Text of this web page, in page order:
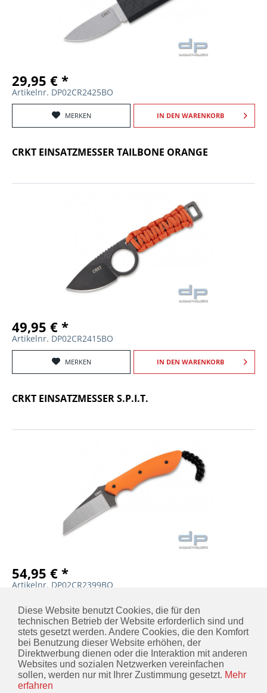
29,95 € *
Artikelnr. DP02CR2425BO
MERKEN IN DEN WARENKORB
CRKT EINSATZMESSER TAILBONE ORANGE
49,95 € *
Artikelnr. DP02CR2415BO
MERKEN IN DEN WARENKORB
CRKT EINSATZMESSER S.P.I.T.
54,95 € *
Artikelnr. DP02CR2399BO
MERKEN IN DEN WARENKORB
KONTAKT
INFORMATIONEN
Diese Website benutzt Cookies, die für den
technischen Betrieb der Website erforderlich sind und
stets gesetzt werden. Andere Cookies, die den Komfort
bei Benutzung dieser Website erhöhen, der
Direktwerbung dienen oder die Interaktion mit anderen
Websites und sozialen Netzwerken vereinfachen
sollen, werden nur mit Ihrer Zustimmung gesetzt. Mehr
erfahren